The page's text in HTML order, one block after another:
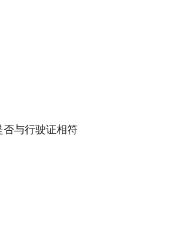
否与行驶证相符